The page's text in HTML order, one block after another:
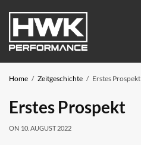
Home Zeitgeschichte Erstes Prospekt
Erstes Prospekt
ON 10. AUGUST 2022